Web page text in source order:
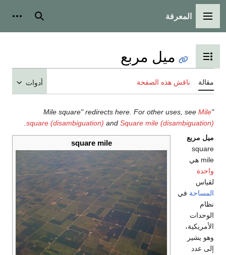
القائمة الرئيسية
المعرفة بحث
تبديل عرض جدول المحتويات
ميل مربع
مقالة ناقش هذه الصفحة أدوات
"Mile square" redirects here. For other uses, see
Mile
square (disambiguation) and Square mile (disambiguation)
square mile
ميل مربع
square
mile هي
واحدة
لقياس
المساحة في
نظام
الوحدات
الأمريكية،
وهو يشير
إلى عدد